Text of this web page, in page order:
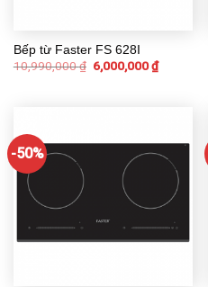
Bếp từ Faster FS 628I
10,990,000₫ 6,000,000₫
-50%